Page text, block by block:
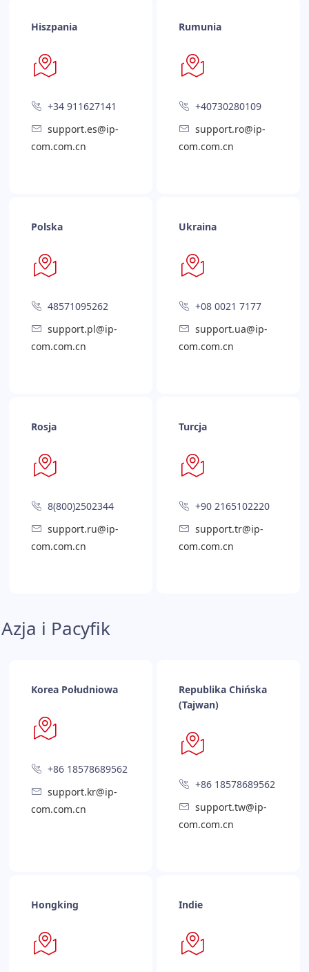
Hiszpania
+34 911627141
support.es@ip-
com.com.cn
Rumunia
+40730280109
support.ro@ip-
com.com.cn
Polska
48571095262
support.pl@ip-
com.com.cn
Ukraina
+08 0021 7177
support.ua@ip-
com.com.cn
Rosja
8(800)2502344
support.ru@ip-
com.com.cn
Turcja
+90 2165102220
support.tr@ip-
com.com.cn
Azja i Pacyfik
Korea Południowa
+86 18578689562
support.kr@ip-
com.com.cn
Republika Chińska
(Tajwan)
+86 18578689562
support.tw@ip-
com.com.cn
Hongking Indie